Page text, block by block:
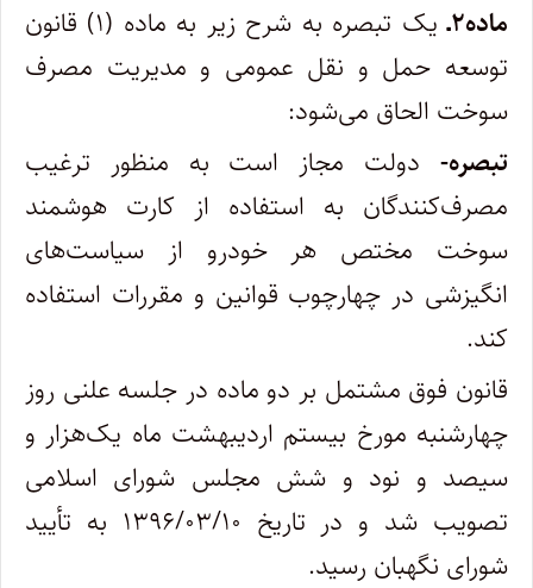
ماده۲ـ
یک تبصره به‌ شرح زیر به ماده (۱) قانون
توسعه حمل و نقل عمومی و مدیریت مصرف
سوخت الحاق می‌شود:
تبصره- دولت مجاز است به‌ منظور ترغیب
مصرف‌کنندگان به استفاده از کارت هوشمند
سوخت مختص هر خودرو از سیاست‌های
انگیزشی در چهارچوب قوانین و مقررات استفاده
کند.
قانون فوق مشتمل بر دو ماده در جلسه علنی روز
چهارشنبه مورخ بیستم اردیبهشت ماه یک‌هزار و
سیصد و نود و شش مجلس شورای اسلامی
تصویب شد و در تاریخ ۱۳۹۶/۰۳/۱۰ به تأیید
شورای نگهبان رسید.